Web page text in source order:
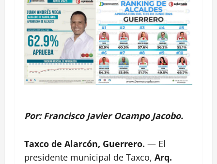
Por: Francisco Javier Ocampo Jacobo.
Taxco de Alarcón, Guerrero. — El
presidente municipal de Taxco, Arq.